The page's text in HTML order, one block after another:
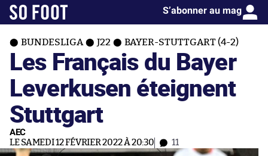
S’abonner au mag
BUNDESLIGA J22 BAYER-STUTTGART (4-2)
Les Français du Bayer
Leverkusen éteignent
Stuttgart
AEC
LE SAMEDI 12 FÉVRIER 2022 À 20:30 11